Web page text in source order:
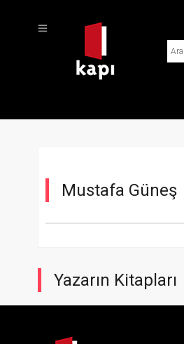
Mustafa Güneş
Yazarın Kitapları